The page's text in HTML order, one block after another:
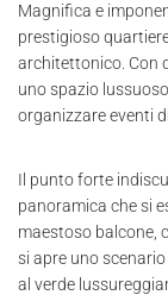
Magnifica e
prestigioso
architettonico. Con
uno spazio
organizzare eventi
Il punto forte
panoramica che si
maestoso balcone,
si apre uno
al verde